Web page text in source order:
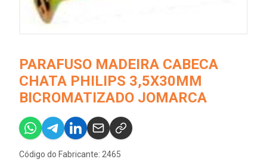
PARAFUSO MADEIRA CABECA
CHATA PHILIPS 3,5X30MM
BICROMATIZADO JOMARCA
Código do Fabricante: 2465